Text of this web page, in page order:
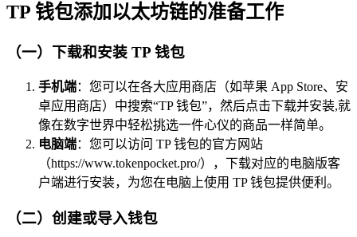
TP 钱包添加以太坊链的准备工作
（一）下载和安装 TP 钱包
手机端：您可以在各大应用商店（如苹果 App Store、安
卓应用商店）中搜索“TP 钱包”，然后点击下载并安装,就
像在数字世界中轻松挑选一件心仪的商品一样简单。
电脑端：您可以访问 TP 钱包的官方网站
（https://www.tokenpocket.pro/），下载对应的电脑版客
户端进行安装，为您在电脑上使用 TP 钱包提供便利。
（二）创建或导入钱包